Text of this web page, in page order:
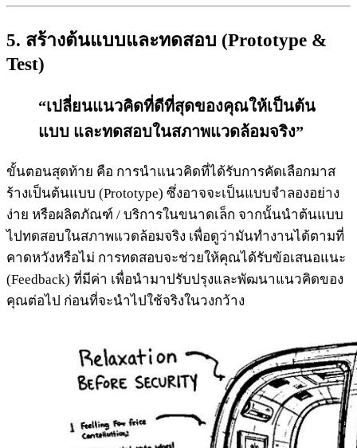
5. สร้างต้นแบบและทดสอบ (Prototype &
Test)
“เปลี่ยนแนวคิดที่ดีที่สุดของคุณให้เป็นต้น
แบบ และทดสอบในสภาพแวดล้อมจริง”
ขั้นตอนสุดท้าย คือ การนำแนวคิดที่ได้รับการคัดเลือกมาส
ร้างเป็นต้นแบบ (Prototype) ซึ่งอาจจะเป็นแบบจำลองอย่าง
ง่าย หรือผลิตภัณฑ์ / บริการในขนาดเล็ก จากนั้นนำต้นแบบ
ไปทดสอบในสภาพแวดล้อมจริง เพื่อดูว่ามันทำงานได้ตามที่
คาดหวังหรือไม่ การทดสอบจะช่วยให้คุณได้รับข้อเสนอแนะ
(Feedback) ที่มีค่า เพื่อนำมาปรับปรุงและพัฒนาแนวคิดของ
คุณต่อไป ก่อนที่จะนำไปใช้จริงในวงกว้าง